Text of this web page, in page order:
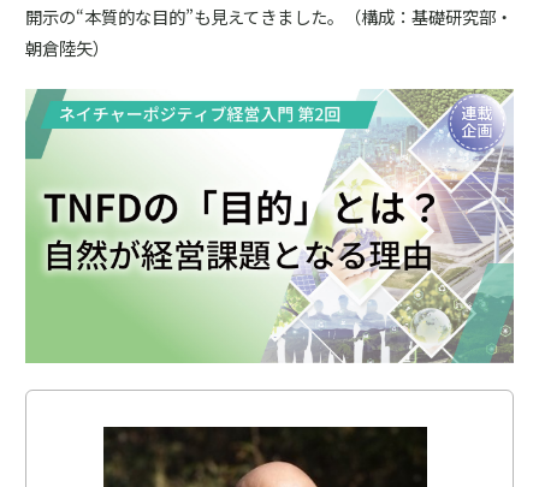
開示の“本質的な目的”も見えてきました。（構成：基礎研究部・
朝倉陸矢）